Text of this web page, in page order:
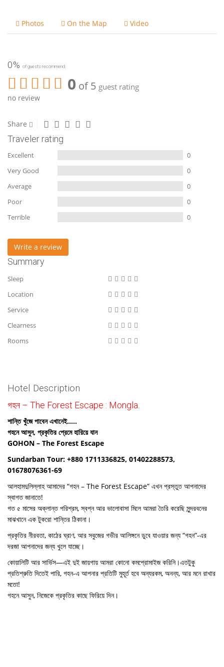
Photos On the Map Video
0% of guests recommend
0 of 5 guest rating
no review
Share
Traveler rating
Excellent
0
Very Good
0
Average
0
Poor
0
Terrible
0
Write a review
Summary
Sleep
Location
Service
Clearness
Rooms
Hotel Description
গহন – The Forest Escape : Mongla.
শান্তি খুঁজে পাবেন এখানেই…..
গহনে আসুন, প্রকৃতির প্রেমে হারিয়ে যান
GOHON – The Forest Escape
Sundarban Tour: +880 1711336825, 01402288573,
01678076361-69
আলহামদুলিল্লাহ আমাদের “গহন – The Forest Escape” এখন প্রস্তুত আপনাদের
স্বাগত জানাতে!
গত ৫ মাসের অক্লান্ত পরিশ্রম, স্বপ্ন আর ভালোবাসা মিলে আমরা তৈরি করেছি সুন্দরবনের
মাঝখানে এক টুকরো শান্তির ঠিকানা।
প্রকৃতির নীরবতা, কাঠের ঘ্রাণ, আর সবুজের গভীর আলিঙ্গনে ডুবে যাওয়ার জন্য “গহন”-এর
দরজা আপনাদের জন্য খুলে যাচ্ছে।
কোয়ালিটি আর সার্ভিস—এই দুই জায়গায় আমরা কোনো কমপ্রোমাইজ করিনি।এতটুকু
প্রতিশ্রুতি দিতেই পারি, গহন-এ আপনার প্রতিটি মুহূর্ত হবে অন্যরকম, অনন্য, আর মনে রাখার
মতো!
গহনে আসুন, নিজেকে প্রকৃতির কাছে ফিরিয়ে দিন।